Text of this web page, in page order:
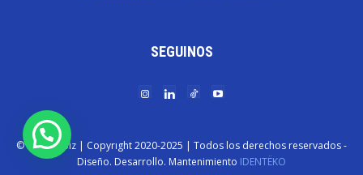
SEGUINOS
© Pharmabiz | Copyrıght 2020-2025 | Todos los derechos reservados -
Diseño. Desarrollo. Mantenimiento IDENTËKO